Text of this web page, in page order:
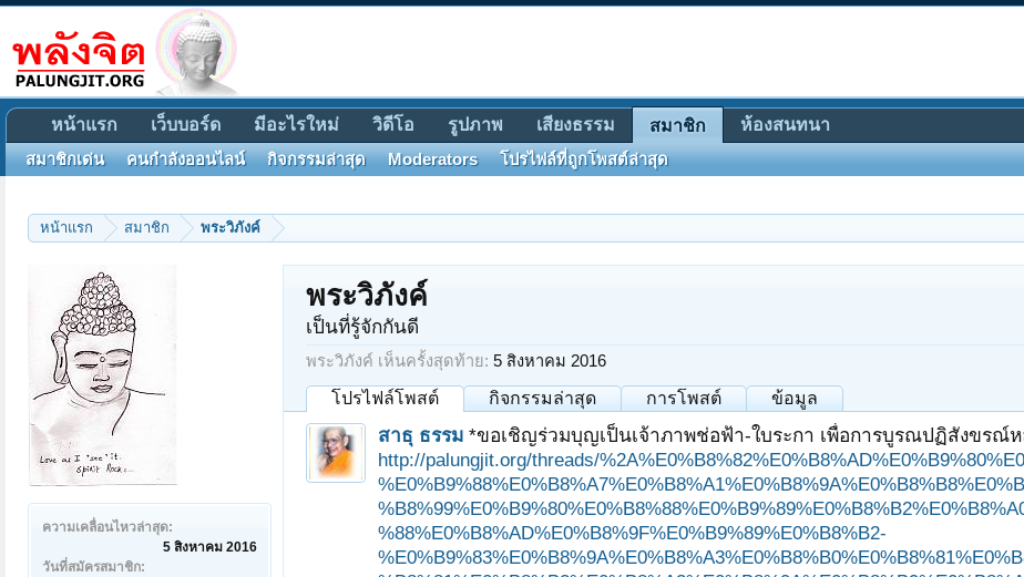
หน้าแรก สมาชิก พระวิภังค์
ความเคลื่อนไหวล่าสุด:
5 สิงหาคม 2016
วันที่สมัครสมาชิก:
พระวิภังค์
เป็นที่รู้จักกันดี
พระวิภังค์ เห็นครั้งสุดท้าย: 5 สิงหาคม 2016
โปรไฟล์โพสต์ กิจกรรมล่าสุด การโพสต์ ข้อมูล
สาธุ ธรรม *ขอเชิญร่วมบุญเป็นเจ้าภาพช่อฟ้า-ใบระกา เพื่อการบูรณปฏิสังขรณ์
http://palungjit.org/threads/
%88%E0%B8%AD%E0%B8%9F%E0%B9%89%E0%B8%B2-
หน้าแรก เว็บบอร์ด มีอะไรใหม่ วิดีโอ รูปภาพ เสียงธรรม สมาชิก
สมาชิกเด่น คนกำลังออนไลน์ กิจกรรมล่าสุด Moderators โปรไฟล์ที่ถูกโพสต์ล่าสุด
ห้องสนทนา